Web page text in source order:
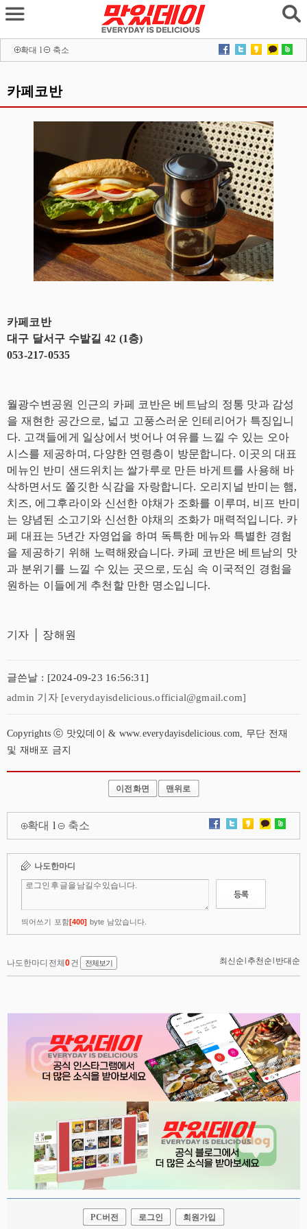
확대 l 축소
카페코반
카페코반
대구 달서구 수밭길 42 (1층)
053-217-0535
월광수변공원 인근의 카페 코반은 베트남의 정통 맛과 감성
을 재현한 공간으로, 넓고 고풍스러운 인테리어가 특징입니
다. 고객들에게 일상에서 벗어나 여유를 느낄 수 있는 오아
시스를 제공하며, 다양한 연령층이 방문합니다. 이곳의 대표
메뉴인 반미 샌드위치는 쌀가루로 만든 바게트를 사용해 바
삭하면서도 쫄깃한 식감을 자랑합니다. 오리지널 반미는 햄,
치즈, 에그후라이와 신선한 야채가 조화를 이루며, 비프 반미
는 양념된 소고기와 신선한 야채의 조화가 매력적입니다. 카
페 대표는 5년간 자영업을 하며 독특한 메뉴와 특별한 경험
을 제공하기 위해 노력해왔습니다. 카페 코반은 베트남의 맛
과 분위기를 느낄 수 있는 곳으로, 도심 속 이국적인 경험을
원하는 이들에게 추천할 만한 명소입니다.
기자 │ 장해원
글쓴날 : [2024-09-23 16:56:31]
admin 기자 [everydayisdelicious.official@gmail.com]
Copyrights ⓒ 맛있데이 & www.everydayisdelicious.com, 무단 전재
및 재배포 금지
이전화면 맨위로
확대 l 축소
PC버전 로그인 회원가입